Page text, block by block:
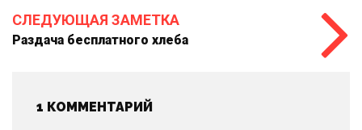
СЛЕДУЮЩАЯ ЗАМЕТКА
Раздача бесплатного хлеба
1 КОММЕНТАРИЙ